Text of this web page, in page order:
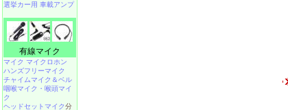
選挙カー用 車載アンプ
有線マイク
マイク マイクロホン
ハンズフリーマイク
チャイムマイク＆ベル
咽喉マイク・喉頭マイ
ク
ヘッドセットマイク分